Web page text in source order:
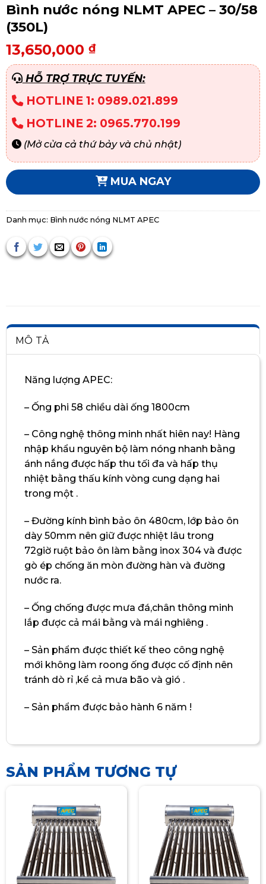
Bình nước nóng NLMT APEC – 30/58
(350L)
13,650,000 ₫
HỖ TRỢ TRỰC TUYẾN:
HOTLINE 1: 0989.021.899
HOTLINE 2: 0965.770.199
(Mở cửa cả thứ bảy và chủ nhật)
MUA NGAY
Danh mục: Bình nước nóng NLMT APEC
MÔ TẢ
Năng lượng APEC:
– Ống phi 58 chiều dài ống 1800cm
– Công nghệ thông minh nhất hiên nay! Hàng
nhập khẩu nguyên bộ làm nóng nhanh bằng
ánh nắng được hấp thu tối đa và hấp thụ
nhiệt bằng thấu kính vòng cung dạng hai
trong một .
– Đường kính bình bảo ôn 480cm, lớp bảo ôn
dày 50mm nên giữ được nhiệt lâu trong
72giờ ruột bảo ôn làm bằng inox 304 và được
gò ép chống ăn mòn đường hàn và đường
nước ra.
– Ống chống được mưa đá,chân thông minh
lắp được cả mái bằng và mái nghiêng .
– Sản phẩm được thiết kế theo công nghệ
mới không làm roong ống được cố định nên
tránh dò rỉ ,kể cả mưa bão và gió .
– Sản phẩm được bảo hành 6 năm !
SẢN PHẨM TƯƠNG TỰ